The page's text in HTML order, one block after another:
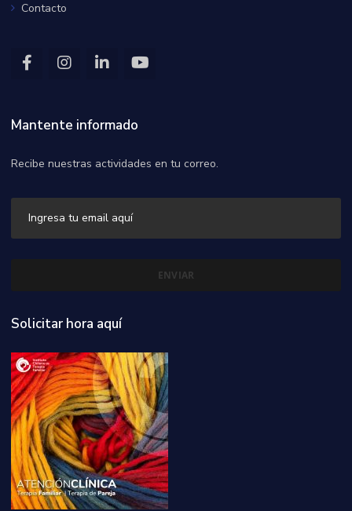
Contacto
Mantente informado
Recibe nuestras actividades en tu correo.
Solicitar hora aquí